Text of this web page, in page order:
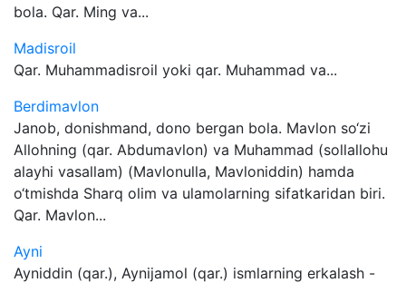
bola. Qar. Ming va...
Madisroil
Qar. Muhammadisroil yoki qar. Muhammad va...
Berdimavlon
Janob, donishmand, dono bergan bola. Mavlon so‘zi
Allohning (qar. Abdumavlon) va Muhammad (sollallohu
alayhi vasallam) (Mavlonulla, Mavloniddin) hamda
o‘tmishda Sharq olim va ulamolarning sifatkaridan biri.
Qar. Mavlon...
Ayni
Ayniddin (qar.), Aynijamol (qar.) ismlarning erkalash -